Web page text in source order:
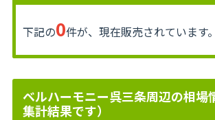
下記の0件が、現在販売されています。
ベルハーモニー呉三条周辺の相場
集計結果です）